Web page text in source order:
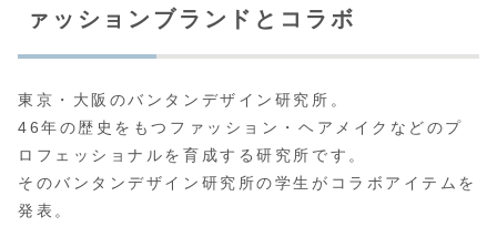
ァッションブランドとコラボ
東京・大阪のバンタンデザイン研究所。
46年の歴史をもつファッション・ヘアメイクなどのプ
ロフェッショナルを育成する研究所です。
そのバンタンデザイン研究所の学生がコラボアイテムを
発表。